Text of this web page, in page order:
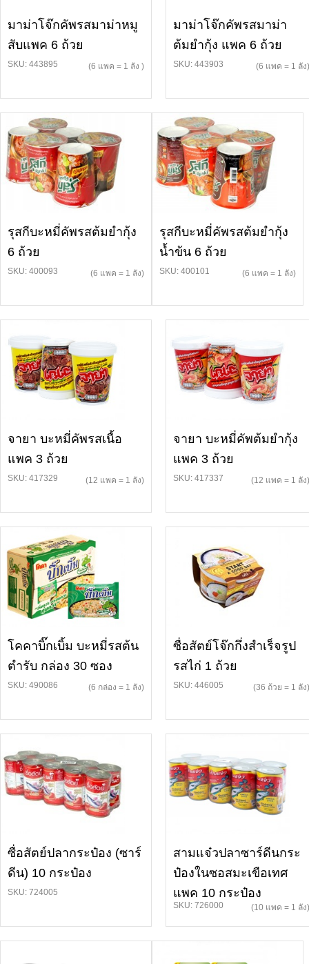
มาม่าโจ๊กคัพรสมาม่าหมู
สับแพค 6 ถ้วย
SKU: 443895 (6 แพค = 1 ลัง )
มาม่าโจ๊กคัพรสมาม่า
ต้มยำกุ้ง แพค 6 ถ้วย
SKU: 443903 (6 แพค = 1 ลัง)
รุสกีบะหมี่คัพรสต้มยำกุ้ง
6 ถ้วย
SKU: 400093 (6 แพค = 1 ลัง)
รุสกีบะหมี่คัพรสต้มยำกุ้ง
น้ำข้น 6 ถ้วย
SKU: 400101 (6 แพค = 1 ลัง)
จายา บะหมี่คัพรสเนื้อ
แพค 3 ถ้วย
SKU: 417329 (12 แพค = 1 ลัง)
จายา บะหมี่คัพต้มยำกุ้ง
แพค 3 ถ้วย
SKU: 417337 (12 แพค = 1 ลัง)
โคคาบิ๊กเบิ้ม บะหมี่รสต้น
ตำรับ กล่อง 30 ซอง
SKU: 490086 (6 กล่อง = 1 ลัง)
ซื่อสัตย์โจ๊กกึ่งสำเร็จรูป
รสไก่ 1 ถ้วย
SKU: 446005 (36 ถ้วย = 1 ลัง)
ซื่อสัตย์ปลากระป๋อง (ซาร์
ดีน) 10 กระป๋อง
SKU: 724005
สามแจ๋วปลาซาร์ดีนกระ
ป๋องในซอสมะเขือเทศ
แพค 10 กระป๋อง
SKU: 726000 (10 แพค = 1 ลัง)